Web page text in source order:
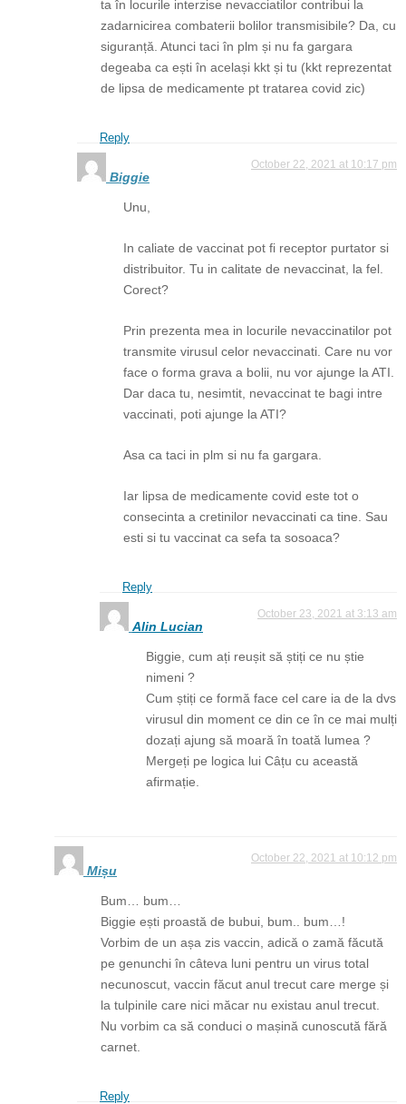
ta în locurile interzise nevacciatilor contribui la
zadarnicirea combaterii bolilor transmisibile? Da, cu
siguranță. Atunci taci în plm și nu fa gargara
degeaba ca ești în același kkt și tu (kkt reprezentat
de lipsa de medicamente pt tratarea covid zic)
Reply
Biggie
October 22, 2021 at 10:17 pm
Unu,
In caliate de vaccinat pot fi receptor purtator si
distribuitor. Tu in calitate de nevaccinat, la fel.
Corect?
Prin prezenta mea in locurile nevaccinatilor pot
transmite virusul celor nevaccinati. Care nu vor
face o forma grava a bolii, nu vor ajunge la ATI.
Dar daca tu, nesimtit, nevaccinat te bagi intre
vaccinati, poti ajunge la ATI?
Asa ca taci in plm si nu fa gargara.
Iar lipsa de medicamente covid este tot o
consecinta a cretinilor nevaccinati ca tine. Sau
esti si tu vaccinat ca sefa ta sosoaca?
Reply
Alin Lucian
October 23, 2021 at 3:13 am
Biggie, cum ați reușit să știți ce nu știe
nimeni ?
Cum știți ce formă face cel care ia de la dvs
virusul din moment ce din ce în ce mai mulți
dozați ajung să moară în toată lumea ?
Mergeți pe logica lui Câțu cu această
afirmație.
Mișu
October 22, 2021 at 10:12 pm
Bum… bum…
Biggie ești proastă de bubui, bum.. bum…!
Vorbim de un așa zis vaccin, adică o zamă făcută
pe genunchi în câteva luni pentru un virus total
necunoscut, vaccin făcut anul trecut care merge și
la tulpinile care nici măcar nu existau anul trecut.
Nu vorbim ca să conduci o mașină cunoscută fără
carnet.
Reply